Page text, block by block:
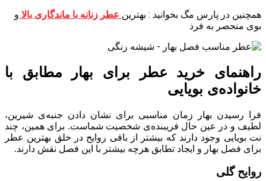
همچنین در پارس مگ بخوانید : بهترین عطر زنانه با ماندگاری بالا و
بوی منحصر به فرد
راهنمای خرید عطر برای بهار مطابق با
خانواده‌ی بویایی
فرا رسیدن بهار زمان مناسبی برای نشان دادن جنبه‌ی شیرین،
لطیف و در عین حال فریبنده‌ی شخصیت شماست. برای همین، چند
نت بویایی وجود دارند که بیشتر از باقی روایح در خلق بهترین عطر
برای فصل بهار و ایجاد تطابق هرچه بیشتر با این فصل نقش دارند.
روایح گلی